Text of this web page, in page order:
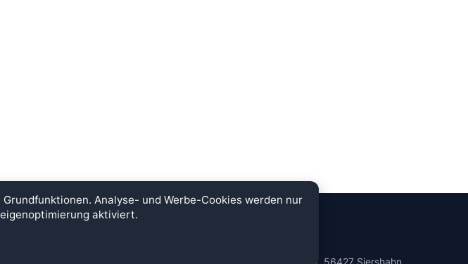
Analyse- und Werbe-Cookies werden nur
aktiviert.
Auf der Schwarz 38, 56427 Siershahn